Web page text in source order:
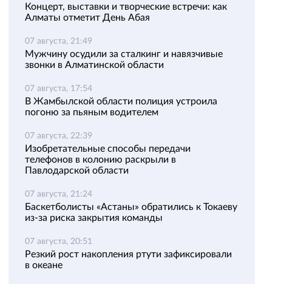
Концерт, выставки и творческие встречи: как
Алматы отметит День Абая
07 августа, 21:49
Мужчину осудили за сталкинг и навязчивые
звонки в Алматинской области
07 августа, 17:54
В Жамбылской области полиция устроила
погоню за пьяным водителем
07 августа, 22:39
Изобретательные способы передачи
телефонов в колонию раскрыли в
Павлодарской области
07 августа, 21:24
Баскетболисты «Астаны» обратились к Токаеву
из-за риска закрытия команды
07 августа, 20:51
Резкий рост накопления ртути зафиксировали
в океане